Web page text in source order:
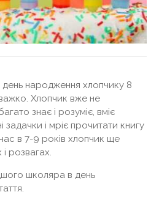
народження хлопчику 8
Хлопчик вже не
знає і розуміє, вміє
задачки і мріє прочитати книгу
в 7-9 років хлопчик ще
і розвагах.
школяра в день